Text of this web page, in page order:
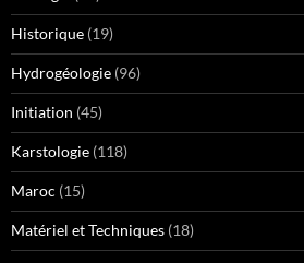
Historique (19)
Hydrogéologie (96)
Initiation (45)
Karstologie (118)
Maroc (15)
Matériel et Techniques (18)